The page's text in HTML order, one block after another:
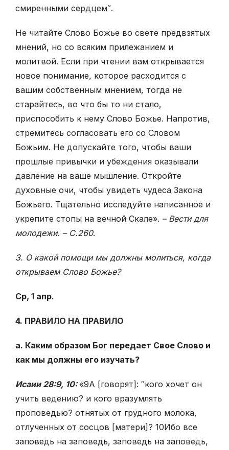
смиренными сердцем″.
Не читайте Слово Божье во свете предвзятых
мнений, но со всяким прилежанием и
молитвой. Если при чтении вам открывается
новое понимание, которое расходится с
вашим собственным мнением, тогда не
старайтесь, во что бы то ни стало,
приспособить к нему Слово Божье. Напротив,
стремитесь согласовать его со Словом
Божьим. Не допускайте того, чтобы ваши
прошлые привычки и убеждения оказывали
давление на ваше мышление. Откройте
духовные очи, чтобы увидеть чудеса Закона
Божьего. Тщательно исследуйте написанное и
укрепите стопы на вечной Скале». – Вести для
молодежи. – С.260.
3. О какой помощи мы должны молиться, когда
открываем Слово Божье?
Ср, 1 апр.
4. ПРАВИЛО НА ПРАВИЛО
а. Каким образом Бог передает Свое Слово и
как мы должны его изучать?
Исаии 28:9, 10:«9А [говорят]: ″кого хочет он
учить ведению? и кого вразумлять
проповедью? отнятых от грудного молока,
отлученных от сосцов [матери]? 10Ибо все
заповедь на заповедь, заповедь на заповедь,